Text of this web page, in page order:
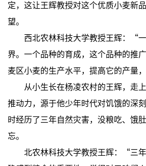
定，这让王辉教授对这个优质小麦新
望。
西北农林科技大学教授王辉：“一
界。一个品种的育成，这个品种的推
麦区小麦的生产水平，提高它的产量
从小生长在杨凌农村的王辉，走上
推动力，源于他少年时代对饥饿的深
时经历了三年自然灾害，没粮吃、饿
忘。
北农林科技大学教授王辉：“三年